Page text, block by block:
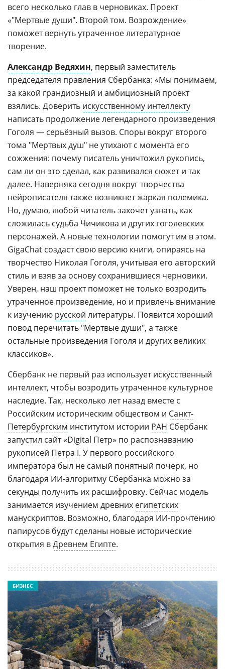
всего несколько глав в черновиках. Проект
«"Мертвые души". Второй том. Возрождение»
поможет вернуть утраченное литературное
творение.
Александр Ведяхин, первый заместитель
председателя правления Сбербанка: «Мы понимаем,
за какой грандиозный и амбициозный проект
взялись. Доверить искусственному интеллекту
написать продолжение легендарного произведения
Гоголя — серьёзный вызов. Споры вокруг второго
тома "Мертвых душ" не утихают с момента его
сожжения: почему писатель уничтожил рукопись,
сам ли он это сделал, как развивался сюжет и так
далее. Наверняка сегодня вокруг творчества
нейрописателя также возникнет жаркая полемика.
Но, думаю, любой читатель захочет узнать, как
сложилась судьба Чичикова и других гоголевских
персонажей. А новые технологии помогут им в этом.
GigaChat создаст свою версию книги, опираясь на
творчество Николая Гоголя, учитывая его авторский
стиль и взяв за основу сохранившиеся черновики.
Уверен, наш проект поможет не только возродить
утраченное произведение, но и привлечь внимание
к изучению русской литературы. Появится хороший
повод перечитать "Мертвые души", а также
остальные произведения Гоголя и других великих
классиков».
Сбербанк не первый раз использует искусственный
интеллект, чтобы возродить утраченное культурное
наследие. Так, несколько лет назад вместе с
Российским историческим обществом и Санкт-
Петербургским институтом истории РАН Сбербанк
запустил сайт «Digital Петр» по распознаванию
рукописей Петра I. У первого российского
императора был не самый понятный почерк, но
благодаря ИИ-алгоритму Сбербанка можно за
секунды получить их расшифровку. Сейчас модель
занимается изучением древних египетских
манускриптов. Возможно, благодаря ИИ-прочтению
папирусов будут сделаны новые исторические
открытия вДревнем Египте.
БИЗНЕС